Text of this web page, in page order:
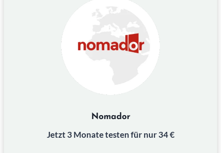
Nomador
Jetzt 3 Monate testen für nur 34 €